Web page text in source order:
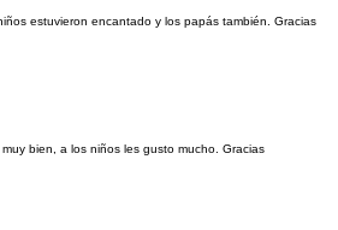
estuvieron encantado y los papás también. Gracias
bien, a los niños les gusto mucho. Gracias